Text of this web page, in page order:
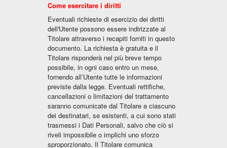
Come esercitare i diritti
Eventuali richieste di esercizio dei diritti
dell'Utente possono essere indirizzate al
Titolare attraverso i recapiti forniti in questo
documento. La richiesta è gratuita e il
Titolare risponderà nel più breve tempo
possibile, in ogni caso entro un mese,
fornendo all’Utente tutte le informazioni
previste dalla legge. Eventuali rettifiche,
cancellazioni o limitazioni del trattamento
saranno comunicate dal Titolare a ciascuno
dei destinatari, se esistenti, a cui sono stati
trasmessi i Dati Personali, salvo che ciò si
riveli impossibile o implichi uno sforzo
sproporzionato. Il Titolare comunica